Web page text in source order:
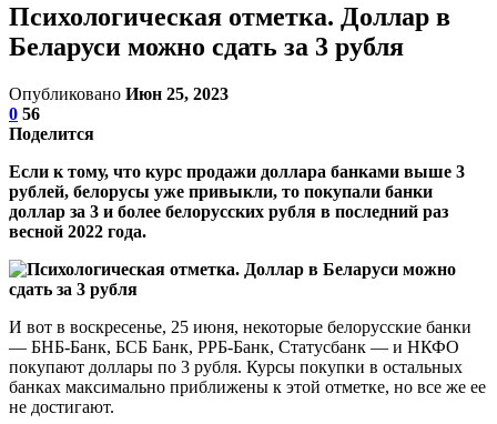
Психологическая отметка. Доллар в
Беларуси можно сдать за 3 рубля
Опубликовано Июн 25, 2023
0 56
Поделится
Если к тому, что курс продажи доллара банками выше 3
рублей, белорусы уже привыкли, то покупали банки
доллар за 3 и более белорусских рубля в последний раз
весной 2022 года.
И вот в воскресенье, 25 июня, некоторые белорусские банки
— БНБ-Банк, БСБ Банк, РРБ-Банк, Статусбанк — и НКФО
покупают доллары по 3 рубля. Курсы покупки в остальных
банках максимально приближены к этой отметке, но все же ее
не достигают.